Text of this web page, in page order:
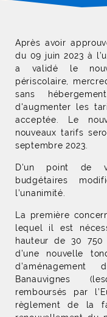
Après avoir
du 09 juin 2023 à
a validé le
périscolaire,
sans
d'augmenter les
acceptée. Le
nouveaux tarifs
septembre 2023.
D'un point de
budgétaires
l’unanimité.
La première
lequel il est
hauteur de 30
d’une nouvelle
Banauvignes
remboursés par
règlement de la